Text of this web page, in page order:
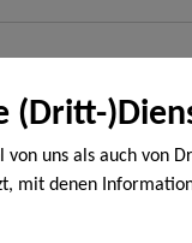
(Dritt-
von uns als auch von
mit denen
Endgerät
Service